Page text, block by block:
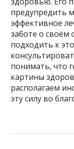
предупредить
эффективное
заботе о своём
подходить к
понимать, что
картины
располагаем
эту силу во